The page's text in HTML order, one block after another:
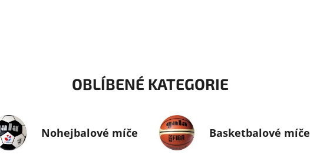
OBLÍBENÉ KATEGORIE
Nohejbalové míče Basketbalové míče